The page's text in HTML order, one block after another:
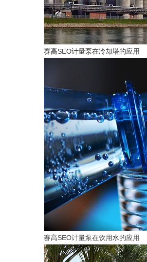
赛高SEO计量泵在冷却塔的应用
赛高SEO计量泵在饮用水的应用